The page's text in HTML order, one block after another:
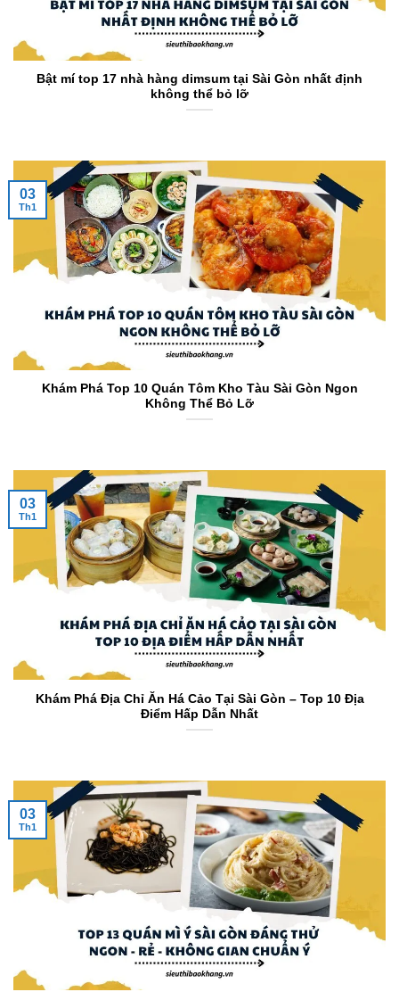
Bật mí top 17 nhà hàng dimsum tại Sài Gòn nhất định
không thể bỏ lỡ
Khám Phá Top 10 Quán Tôm Kho Tàu Sài Gòn Ngon
Không Thể Bỏ Lỡ
03
Th1
Khám Phá Địa Chỉ Ăn Há Cảo Tại Sài Gòn – Top 10 Địa
Điểm Hấp Dẫn Nhất
03
Th1
03
Th1